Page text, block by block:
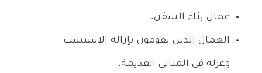
عمال بناء السفن.
العمال الذين يقومون بإزالة الاسبست
وعزله في المباني القديمة.